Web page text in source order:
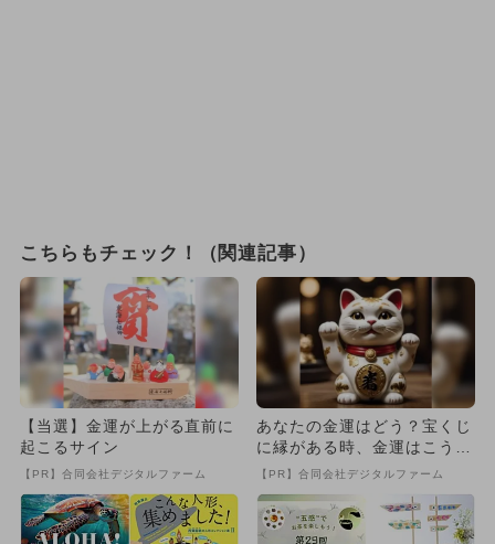
こちらもチェック！（関連記事）
【当選】金運が上がる直前に
起こるサイン
【PR】合同会社デジタルファーム
あなたの金運はどう？宝くじ
に縁がある時、金運はこう変
わる
【PR】合同会社デジタルファーム